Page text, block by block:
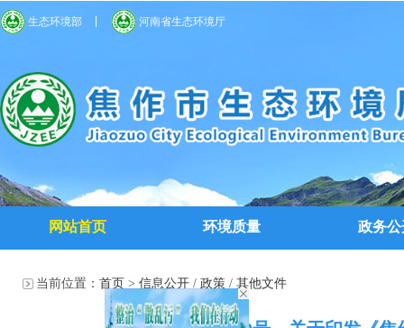
生态环境部 河南省生态环境厅
网站首页 环境质量 政务公
当前位置： 首页 > 信息公开 / 政策 / 其他文件